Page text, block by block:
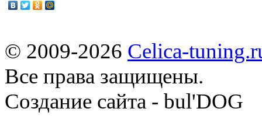
© 2009-2026 Celica-
Все права защищены.
Cоздание сайта - bul'DOG